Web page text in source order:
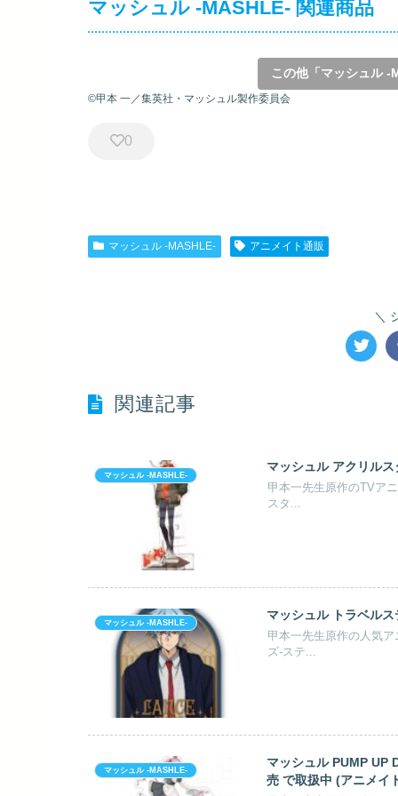
マッシュル -MASHLE- 関連商品
この他「マッシュル -
©甲本 一／集英社・マッシュル製作委員会
0
マッシュル -MASHLE- アニメイト通販
関連記事
マッシュル -MASHLE-
マッシュル アクリル
甲本一先生原作のTVア
スタ...
マッシュル -MASHLE-
マッシュル トラベル
甲本一先生原作の人気
ズ-ステ...
マッシュル -MASHLE-
マッシュル PUMP UP
売 で取扱中 (アニメイ